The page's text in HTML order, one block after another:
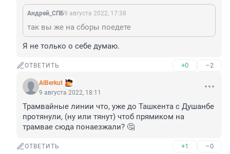
Андрей_СПБ9 августа 2022, 17:38
так вы же на сборы поедете
Я не только о себе думаю.
ОТВЕТИТЬ +0 –2
AlBerkut
9 августа 2022, 18:11
Трамвайные линии что, уже до Ташкента с Душанбе
протянули, (ну или тянут) чтоб прямиком на
трамвае сюда понаезжали? 🤔
ОТВЕТИТЬ +1 –0